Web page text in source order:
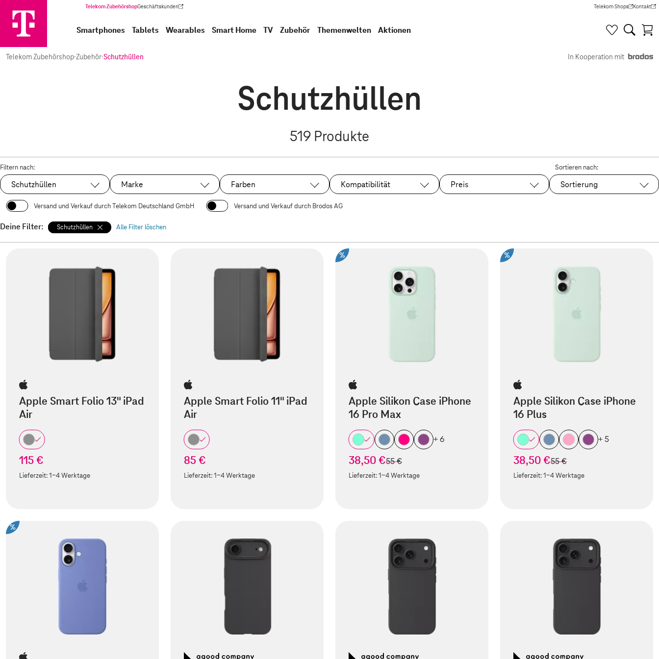
Telekom ZubehörshopGeschäftskunden
(Wird in einem neuen Tab geöffnet) Telekom Shops
(Wird in einem neuen Tab
Kontakt
(Wird in
Smartphones Tablets Wearables Smart Home TV Zubehör Themenwelten Aktionen
Telekom Zubehörshop·Zubehör·Schutzhüllen In Kooperation mit
Schutzhüllen
519 Produkte
Filtern nach:
Ausgewählt:
Schutzhüllen Marke Farben Kompatibilität Preis
Sortieren nach:
Sortierung
Versand und Verkauf durch Telekom Deutschland GmbH Versand und Verkauf durch Brodos AG
Deine Filter: Schutzhüllen Alle Filter löschen
Apple Smart Folio 13" iPad
Air
115 €
Lieferzeit:1-4 Werktage
Apple Smart Folio 11" iPad
Air
85 €
Lieferzeit:1-4 Werktage
%
Apple Silikon Case iPhone
16 Pro Max
+ 6
38,50 €statt
55 €
Lieferzeit:1-4 Werktage
%
Apple Silikon Case iPhone
16 Plus
+ 5
38,50 €statt
55 €
Lieferzeit:1-4 Werktage
%